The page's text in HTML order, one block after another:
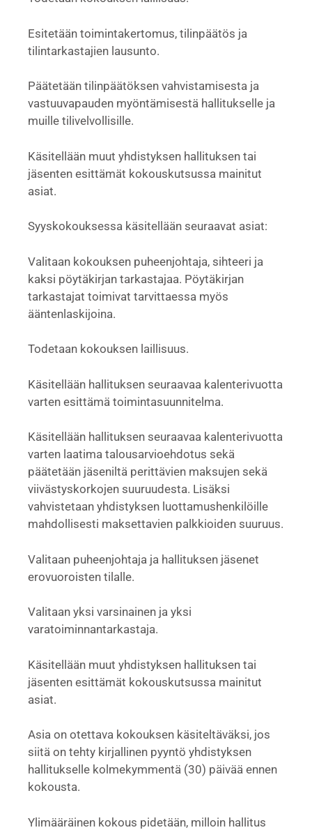
Esitetään toimintakertomus, tilinpäätös ja
tilintarkastajien lausunto.
Päätetään tilinpäätöksen vahvistamisesta ja
vastuuvapauden myöntämisestä hallitukselle ja
muille tilivelvollisille.
Käsitellään muut yhdistyksen hallituksen tai
jäsenten esittämät kokouskutsussa mainitut
asiat.
Syyskokouksessa käsitellään seuraavat asiat:
Valitaan kokouksen puheenjohtaja, sihteeri ja
kaksi pöytäkirjan tarkastajaa. Pöytäkirjan
tarkastajat toimivat tarvittaessa myös
ääntenlaskijoina.
Todetaan kokouksen laillisuus.
Käsitellään hallituksen seuraavaa kalenterivuotta
varten esittämä toimintasuunnitelma.
Käsitellään hallituksen seuraavaa kalenterivuotta
varten laatima talousarvioehdotus sekä
päätetään jäseniltä perittävien maksujen sekä
viivästyskorkojen suuruudesta. Lisäksi
vahvistetaan yhdistyksen luottamushenkilöille
mahdollisesti maksettavien palkkioiden suuruus.
Valitaan puheenjohtaja ja hallituksen jäsenet
erovuoroisten tilalle.
Valitaan yksi varsinainen ja yksi
varatoiminnantarkastaja.
Käsitellään muut yhdistyksen hallituksen tai
jäsenten esittämät kokouskutsussa mainitut
asiat.
Asia on otettava kokouksen käsiteltäväksi, jos
siitä on tehty kirjallinen pyyntö yhdistyksen
hallitukselle kolmekymmentä (30) päivää ennen
kokousta.
Ylimääräinen kokous pidetään, milloin hallitus